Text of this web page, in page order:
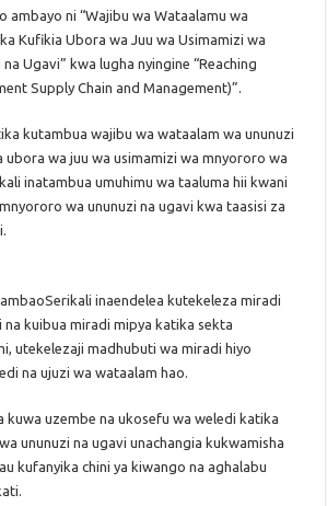
ambayo ni “Wajibu wa Wataalamu wa
Kufikia Ubora wa Juu wa Usimamizi wa
Ugavi” kwa lugha nyingine “Reaching
Supply Chain and Management)”.
kutambua wajibu wa wataalam wa ununuzi
wa juu wa usimamizi wa mnyororo wa
inatambua umuhimu wa taaluma hii kwani
wa ununuzi na ugavi kwa taasisi za
inaendelea kutekeleza miradi
kuibua miradi mipya katika sekta
utekelezaji madhubuti wa miradi hiyo
na ujuzi wa wataalam hao.
kuwa uzembe na ukosefu wa weledi katika
ununuzi na ugavi unachangia kukwamisha
kufanyika chini ya kiwango na aghalabu